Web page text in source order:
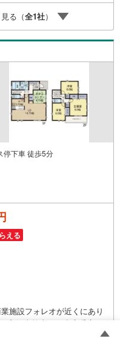
応え致します！【コロナウ
店時の検温とアルコール除
ースでは、お席の間隔を通
業車に乗降車時の消毒、除
〇物件見学用に使い捨てス
します
る（全1社）
停下車 徒歩5分
える
施設フォレオが近くにあり
良好◇乾太くん◆床暖房